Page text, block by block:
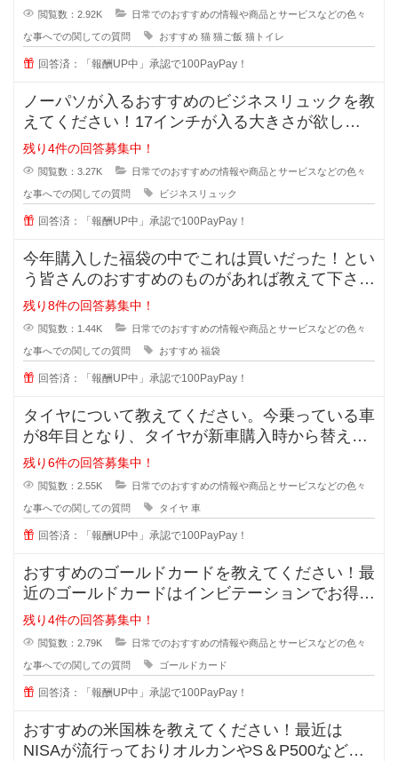
閲覧数：2.92K 日常でのおすすめの情報や商品とサービスなどの色々
な事へでの関しての質問 おすすめ 猫 猫ご飯 猫トイレ
回答済：「報酬UP中」承認で100PayPay！
ノーパソが入るおすすめのビジネスリュックを教
えてください！17インチが入る大きさが欲しい
です。ノーパソだけ入るものでもい
残り4件の回答募集中！
閲覧数：3.27K 日常でのおすすめの情報や商品とサービスなどの色々
な事へでの関しての質問 ビジネスリュック
回答済：「報酬UP中」承認で100PayPay！
今年購入した福袋の中でこれは買いだった！とい
う皆さんのおすすめのものがあれば教えて下さ
い。今まで購入したことがあるのはジ
残り8件の回答募集中！
閲覧数：1.44K 日常でのおすすめの情報や商品とサービスなどの色々
な事へでの関しての質問 おすすめ 福袋
回答済：「報酬UP中」承認で100PayPay！
タイヤについて教えてください。今乗っている車
が8年目となり、タイヤが新車購入時から替えて
いません。スリップサインが出てき
残り6件の回答募集中！
閲覧数：2.55K 日常でのおすすめの情報や商品とサービスなどの色々
な事へでの関しての質問 タイヤ 車
回答済：「報酬UP中」承認で100PayPay！
おすすめのゴールドカードを教えてください！最
近のゴールドカードはインビテーションでお得に
持てると知ったのですが、種類が多
残り4件の回答募集中！
閲覧数：2.79K 日常でのおすすめの情報や商品とサービスなどの色々
な事へでの関しての質問 ゴールドカード
回答済：「報酬UP中」承認で100PayPay！
おすすめの米国株を教えてください！最近は
NISAが流行っておりオルカンやS＆P500などが